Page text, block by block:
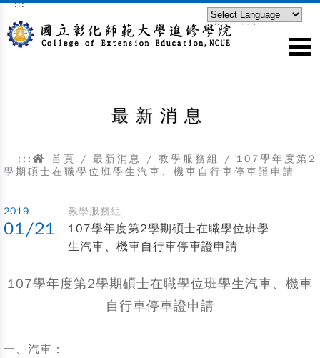
跳到主要內容區塊
:::
Powered by
最新消息
::: 首頁 / 最新消息 / 教學服務組 / 107學年度第2
學期碩士在職學位班學生汽車、機車自行車停車證申請
2019
01/21
教學服務組
107學年度第2學期碩士在職學位班學
生汽車、機車自行車停車證申請
107學年度第2學期碩士在職學位班學生汽車、機車
自行車停車證申請
一、汽車：